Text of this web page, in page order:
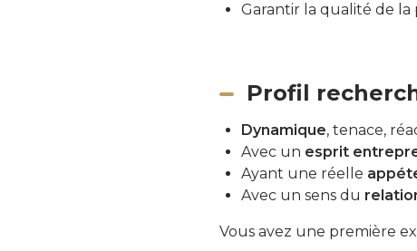
Garantir la qualité de la
Profil
Dynamique, tenace,
Avec un esprit
Ayant une réelle
Avec un sens du
Vous avez une première